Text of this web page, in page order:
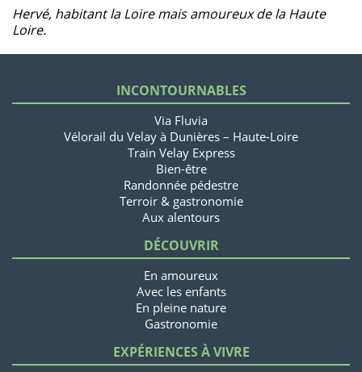
Hervé, habitant la Loire mais amoureux de la Haute
Loire.
INCONTOURNABLES
Via Fluvia
Vélorail du Velay à Dunières – Haute-Loire
Train Velay Express
Bien-être
Randonnée pédestre
Terroir & gastronomie
Aux alentours
DÉCOUVRIR
En amoureux
Avec les enfants
En pleine nature
Gastronomie
EXPÉRIENCES À VIVRE